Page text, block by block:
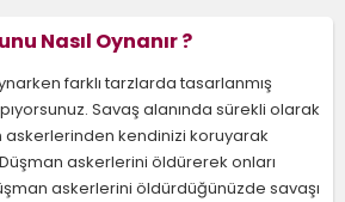
Nasıl Oynanır ?
farklı tarzlarda tasarlanmış
Savaş alanında sürekli olarak
kendinizi koruyarak
askerlerini öldürerek onları
askerlerini öldürdüğünüzde savaşı